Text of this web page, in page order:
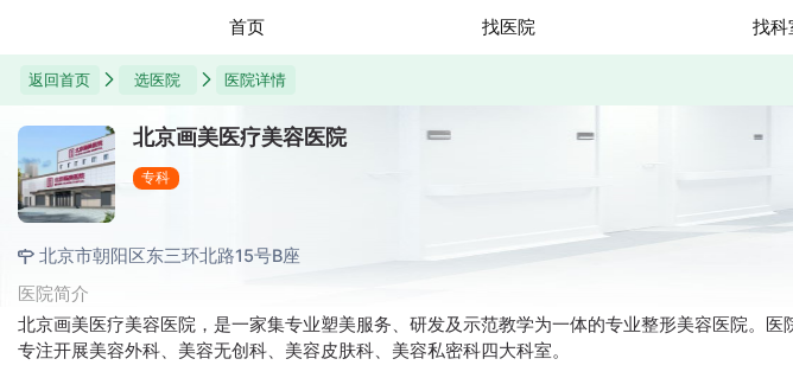
首页 找医院 找科
返回首页 选医院 医院详情
北京画美医疗美容医院
专科
北京市朝阳区东三环北路15号B座
医院简介
北京画美医疗美容医院，是一家集专业塑美服务、研发及示范教学为一体的专业整形美容医院。
专注开展美容外科、美容无创科、美容皮肤科、美容私密科四大科室。